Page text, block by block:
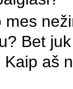
mes
Bet
aš